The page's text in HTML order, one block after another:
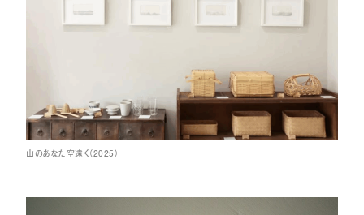
山のあなた空遠く（2025）